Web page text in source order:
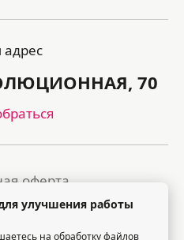
70
оферта
данных
улучшения работы
на обработку файлов